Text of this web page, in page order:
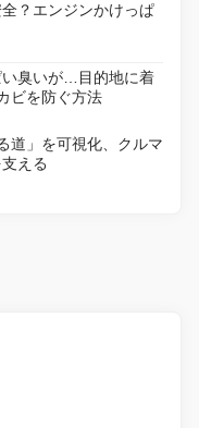
？エンジンかけっぱ
い臭いが…目的地に着
ビを防ぐ方法
道」を可視化、クルマ
える